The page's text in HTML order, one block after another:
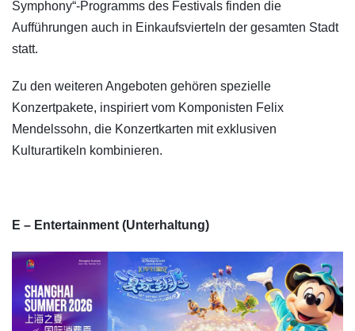
Symphony“-Programms des Festivals finden die
Aufführungen auch in Einkaufsvierteln der gesamten Stadt
statt.
Zu den weiteren Angeboten gehören spezielle
Konzertpakete, inspiriert vom Komponisten Felix
Mendelssohn, die Konzertkarten mit exklusiven
Kulturartikeln kombinieren.
E – Entertainment (Unterhaltung)